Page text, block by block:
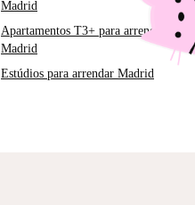
Madrid
Apartamentos T3+ para arrendar
Madrid
Estúdios para arrendar Madrid